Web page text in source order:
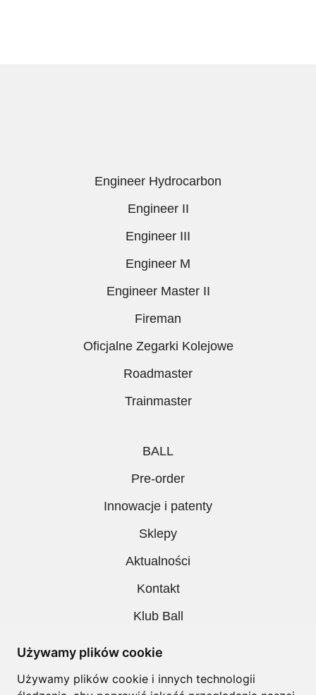
Używamy plików cookie
Używamy plików cookie i innych technologii
Engineer Hydrocarbon
Engineer II
Engineer III
Engineer M
Engineer Master II
Fireman
Oficjalne Zegarki Kolejowe
Roadmaster
Trainmaster
BALL
Pre-order
Innowacje i patenty
Sklepy
Aktualności
Kontakt
Klub Ball